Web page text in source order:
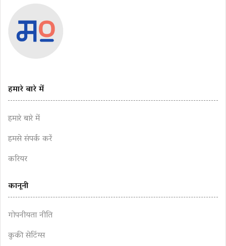
हमारे बारे में
हमारे बारे में
हमसे संपर्क करें
करियर
कानूनी
गोपनीयता नीति
कुकी सेटिंग्स